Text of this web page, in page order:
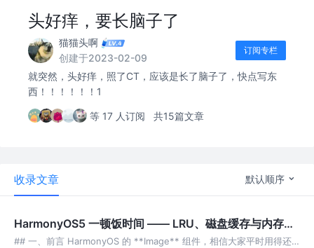
头好痒，要长脑子了
猫猫头啊
创建于2023-02-09
订阅专栏
就突然，头好痒，照了CT，应该是长了脑子了，快点写东
西！！！！！！1
等 17 人订阅 共15篇文章
收录文章 默认顺序
HarmonyOS5 一顿饭时间 —— LRU、磁盘缓存与内存优
化的结合
## 一、前言 HarmonyOS 的 **Image** 组件，相信大家平时用得还